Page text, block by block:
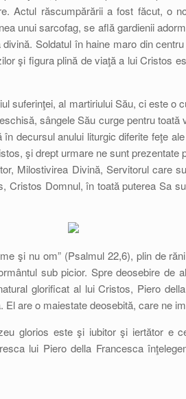
Actul răscumpărării a fost făcut, o
unui sarcofag, se află gardienii
Soldatul în haine maro din
şi figura plină de viaţă a lui Cristos
suferinţei, al martiriului Său, ci este o
sângele Său curge pentru toată
decursul anului liturgic diferite feţe
şi drept urmare ne sunt prezentate
Milostivirea Divină, Servitorul care
Cristos Domnul, în toată puterea Sa
şi nu om” (Psalmul 22,6), plin de
sub picior. Spre deosebire de
glorificat al lui Cristos, Piero
are o maiestate deosebită, care ne
glorios este şi iubitor şi iertător e
lui Piero della Francesca